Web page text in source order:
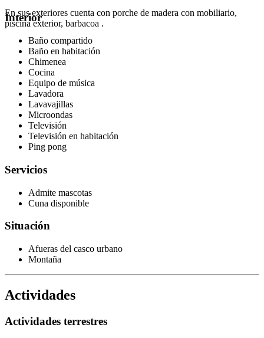
En sus exteriores cuenta con porche de madera con mobiliario,
piscina exterior, barbacoa .
Interior
Baño compartido
Baño en habitación
Chimenea
Cocina
Equipo de música
Lavadora
Lavavajillas
Microondas
Televisión
Televisión en habitación
Ping pong
Servicios
Admite mascotas
Cuna disponible
Situación
Afueras del casco urbano
Montaña
Actividades
Actividades terrestres